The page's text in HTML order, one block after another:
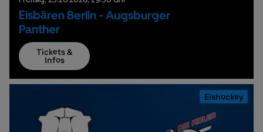
Eisbären Berlin - Augsburger
Panther
Tickets &
Infos
Eishockey